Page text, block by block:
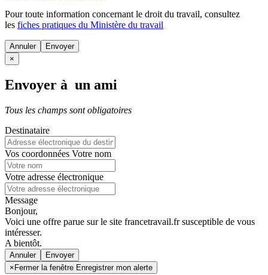
Pour toute information concernant le droit du travail, consultez
les fiches pratiques du Ministère du travail
Annuler
×
Envoyer à un ami
Tous les champs sont obligatoires
Destinataire
Vos coordonnées Votre nom
Votre adresse électronique
Message
Bonjour,
Voici une offre parue sur le site francetravail.fr susceptible de vous
intéresser.
A bientôt.
Annuler
× Fermer la fenêtre Enregistrer mon alerte